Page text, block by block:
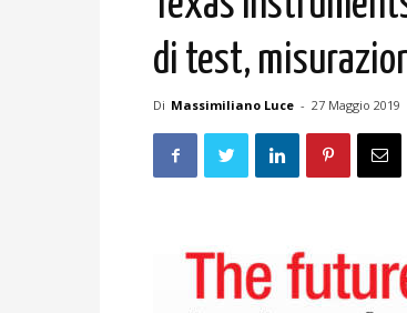
di test,
Di Massimiliano Luce - 27 Maggio 2019